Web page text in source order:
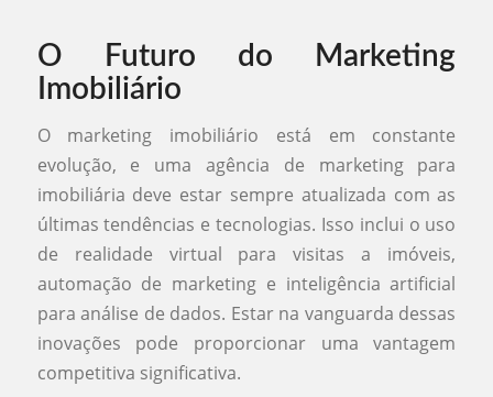
O Futuro do Marketing
Imobiliário
O marketing imobiliário está em constante
evolução, e uma agência de marketing para
imobiliária deve estar sempre atualizada com as
últimas tendências e tecnologias. Isso inclui o uso
de realidade virtual para visitas a imóveis,
automação de marketing e inteligência artificial
para análise de dados. Estar na vanguarda dessas
inovações pode proporcionar uma vantagem
competitiva significativa.